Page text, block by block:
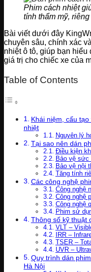
Phim cách nhiệt
tính thẩm mỹ,
Bài viết dưới đây
chuyên sâu, chính xác
nhiệt ô tô, giúp bạn
giá trị cho chiếc xe của
Table of Contents
Khái niệm, cấu
nhiệt
Nguyên lý
Tại sao nên dán
Điều kiện
Bảo vệ
Bảo vệ nội
Tăng tính
Các công nghệ
Công nghệ
Công nghệ
Công nghệ
Phim sử
Thông số kỹ thuật
VLT –
IRR –
TSER –
UVR –
Quy trình dán
Hà Nội